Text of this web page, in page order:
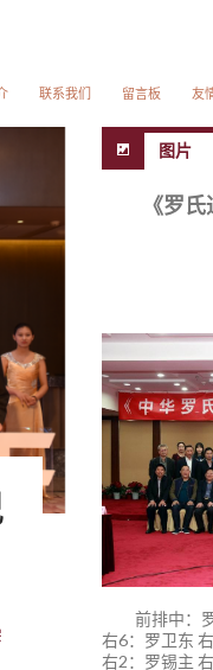
联系我们 留言板 友
图片
《罗
前排中：
右6：罗卫东
右2：罗锡主